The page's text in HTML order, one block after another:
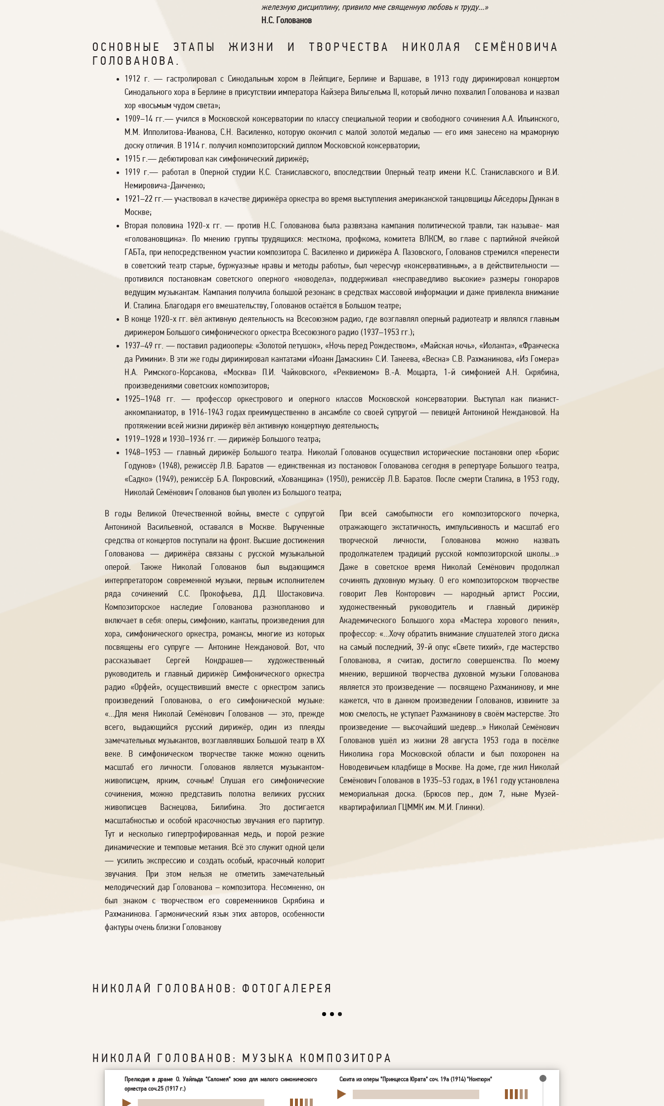
железную дисциплину, привило мне священную любовь к труду...»
Н.С. Голованов
ОСНОВНЫЕ ЭТАПЫ ЖИЗНИ И ТВОРЧЕСТВА НИКОЛАЯ СЕМЁНОВИЧА
ГОЛОВАНОВА.
1912 г. — гастролировал с Синодальным хором в Лейпциге, Берлине и Варшаве, в 1913 году дирижировал концертом
Синодального хора в Берлине в присутствии императора Кайзера Вильгельма II, который лично похвалил Голованова и назвал
хор «восьмым чудом света»;
1909–14 гг.— учился в Московской консерватории по классу специальной теории и свободного сочинения А.А. Ильинского,
М.М. Ипполитова-Иванова, С.Н. Василенко, которую окончил с малой золотой медалью — его имя занесено на мраморную
доску отличия. В 1914 г. получил композиторский диплом Московской консерватории;
1915 г.— дебютировал как симфонический дирижёр;
1919 г.— работал в Оперной студии К.С. Станиславского, впоследствии Оперный театр имени К.С. Станиславского и В.И.
Немировича-Данченко;
1921–22 гг.— участвовал в качестве дирижёра оркестра во время выступления американской танцовщицы Айседоры Дункан в
Москве;
Вторая половина 1920-х гг. — против Н.С. Голованова была развязана кампания политической травли, так называе- мая
«головановщина». По мнению группы трудящихся: месткома, профкома, комитета ВЛКСМ, во главе с партийной ячейкой
ГАБТа, при непосредственном участии композитора С. Василенко и дирижёра А. Пазовского, Голованов стремился «перенести
в советский театр старые, буржуазные нравы и методы работы», был чересчур «консервативным», а в действительности —
противился постановкам советского оперного «новодела», поддерживал «несправедливо высокие» размеры гонораров
ведущим музыкантам. Кампания получила большой резонанс в средствах массовой информации и даже привлекла внимание
И. Сталина. Благодаря его вмешательству, Голованов остаётся в Большом театре;
В конце 1920-х гг. вёл активную деятельность на Всесоюзном радио, где возглавлял оперный радиотеатр и являлся главным
дирижером Большого симфонического оркестра Всесоюзного радио (1937–1953 гг.);
1937–49 гг. — поставил радиооперы: «Золотой петушок», «Ночь перед Рождеством», «Майская ночь», «Иоланта», «Франческа
да Римини». В эти же годы дирижировал кантатами «Иоанн Дамаскин» С.И. Танеева, «Весна» С.В. Рахманинова, «Из Гомера»
Н.А. Римского-Корсакова, «Москва» П.И. Чайковского, «Реквиемом» В.-А. Моцарта, 1-й симфонией А.Н. Скрябина,
произведениями советских композиторов;
1925–1948 гг. — профессор оркестрового и оперного классов Московской консерватории. Выступал как пианист-
аккомпаниатор, в 1916-1943 годах преимущественно в ансамбле со своей супругой — певицей Антониной Неждановой. На
протяжении всей жизни дирижёр вёл активную концертную деятельность;
1919–1928 и 1930–1936 гг. — дирижёр Большого театра;
1948–1953 — главный дирижёр Большого театра. Николай Голованов осуществил исторические постановки опер «Борис
Годунов» (1948), режиссёр Л.В. Баратов — единственная из постановок Голованова сегодня в репертуаре Большого театра,
«Садко» (1949), режиссёр Б.А. Покровский, «Хованщина» (1950), режиссёр Л.В. Баратов. После смерти Сталина, в 1953 году,
Николай Семёнович Голованов был уволен из Большого театра;
В годы Великой Отечественной войны, вместе с супругой
Антониной Васильевной, оставался в Москве. Вырученные
средства от концертов поступали на фронт. Высшие достижения
Голованова — дирижёра связаны с русской музыкальной
оперой. Также Николай Голованов был выдающимся
интерпретатором современной музыки, первым исполнителем
ряда сочинений С.С. Прокофьева, Д.Д. Шостаковича.
Композиторское наследие Голованова разнопланово и
включает в себя: оперы, симфонию, кантаты, произведения для
хора, симфонического оркестра, романсы, многие из которых
посвящены его супруге — Антонине Неждановой. Вот, что
рассказывает Сергей Кондрашев— художественный
руководитель и главный дирижёр Симфонического оркестра
радио «Орфей», осуществивший вместе с оркестром запись
произведений Голованова, о его симфонической музыке:
«...Для меня Николай Семёнович Голованов — это, прежде
всего, выдающийся русский дирижёр, один из плеяды
замечательных музыкантов, возглавлявших Большой театр в ХХ
веке. В симфоническом творчестве также можно оценить
масштаб его личности. Голованов является музыкантом-
живописцем, ярким, сочным! Слушая его симфонические
сочинения, можно представить полотна великих русских
живописцев Васнецова, Билибина. Это достигается
масштабностью и особой красочностью звучания его партитур.
Тут и несколько гипертрофированная медь, и порой резкие
динамические и темповые метания. Всё это служит одной цели
— усилить экспрессию и создать особый, красочный колорит
звучания. При этом нельзя не отметить замечательный
мелодический дар Голованова – композитора. Несомненно, он
был знаком с творчеством его современников Скрябина и
Рахманинова. Гармонический язык этих авторов, особенности
фактуры очень близки Голованову
При всей самобытности его композиторского почерка,
отражающего экстатичность, импульсивность и масштаб его
творческой личности, Голованова можно назвать
продолжателем традиций русской композиторской школы...»
Даже в советское время Николай Семёнович продолжал
сочинять духовную музыку. О его композиторском творчестве
говорит Лев Конторович — народный артист России,
художественный руководитель и главный дирижёр
Академического Большого хора «Мастера хорового пения»,
профессор: «...Хочу обратить внимание слушателей этого диска
на самый последний, 39-й опус «Свете тихий», где мастерство
Голованова, я считаю, достигло совершенства. По моему
мнению, вершиной творчества духовной музыки Голованова
является это произведение — посвящено Рахманинову, и мне
кажется, что в данном произведении Голованов, извините за
мою смелость, не уступает Рахманинову в своём мастерстве. Это
произведение — высочайший шедевр...» Николай Семёнович
Голованов ушёл из жизни 28 августа 1953 года в посёлке
Николина гора Московской области и был похоронен на
Новодевичьем кладбище в Москве. На доме, где жил Николай
Семёнович Голованов в 1935–53 годах, в 1961 году установлена
мемориальная доска. (Брюсов пер., дом 7, ныне Музей-
квартирафилиал ГЦММК им. М.И. Глинки).
НИКОЛАЙ ГОЛОВАНОВ: ФОТОГАЛЕРЕЯ
НИКОЛАЙ ГОЛОВАНОВ: МУЗЫКА КОМПОЗИТОРА
Прелюдия в драме О. Уайльда "Саломея" эскиз для малого симонического
оркестра соч.25 (1917 г.)
Сюита из оперы "Принцесса Юрата" соч. 19а (1914) "Ноктюрн"